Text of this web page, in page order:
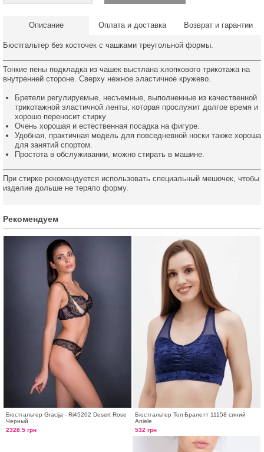
Описание Оплата и доставка Возврат и гарантии
Бюстгальтер без косточек с чашками треугольной формы.
Тонкие пены подкладка из чашек выстлана хлопкового трикотажа на
внутренней стороне. Сверху нежное эластичное кружево.
Бретели регулируемые, несъемные, выполненные из качественной
трикотажной эластичной ленты, которая прослужит долгое время и
хорошо переносит стирку
Очень хорошая и естественная посадка на фигуре.
Удобная, практичная модель для повседневной носки также хороша
для занятий спортом.
Простота в обслуживании, можно стирать в машине.
При стирке рекомендуется использовать специальный мешочек, чтобы
изделие дольше не теряло форму.
Рекомендуем
Бюстгальтер Gracija - Ri45202 Desert Rose
Черный
2328.5 грн
Бюстгальтер Топ Бралетт 11158 синий
Aniele
532 грн